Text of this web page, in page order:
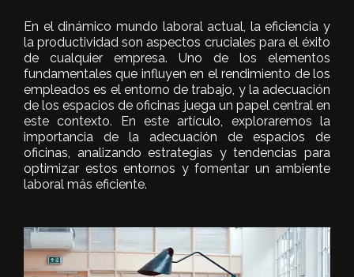
En el dinámico mundo laboral actual, la eficiencia y
la productividad son aspectos cruciales para el éxito
de cualquier empresa. Uno de los elementos
fundamentales que influyen en el rendimiento de los
empleados es el entorno de trabajo, y la adecuación
de los espacios de oficinas juega un papel central en
este contexto. En este artículo, exploraremos la
importancia de la adecuación de espacios de
oficinas, analizando estrategias y tendencias para
optimizar estos entornos y fomentar un ambiente
laboral más eficiente.